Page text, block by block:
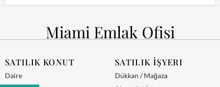
Miami Emlak Ofisi
SATILIK KONUT
Daire
SATILIK İŞYERI
Dükkan / Mağaza